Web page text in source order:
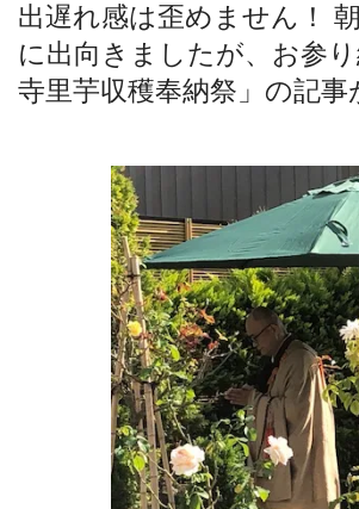
出遅れ感は歪めません！
に出向きましたが、お参
寺里芋収穫奉納祭」の記